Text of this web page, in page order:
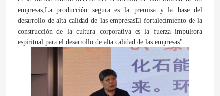
empresas;La producción segura es la premisa y la base del
desarrollo de alta calidad de las empresasEl fortalecimiento de la
construcción de la cultura corporativa es la fuerza impulsora
espiritual para el desarrollo de alta calidad de las empresas".